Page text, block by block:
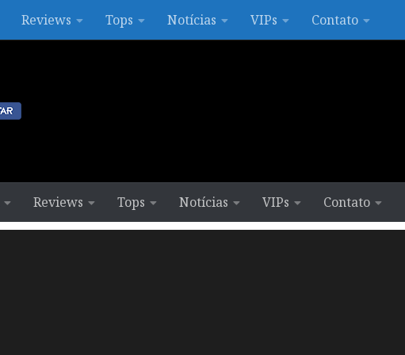
Reviews Tops Notícias VIPs Contato
Reviews Tops Notícias VIPs Contato